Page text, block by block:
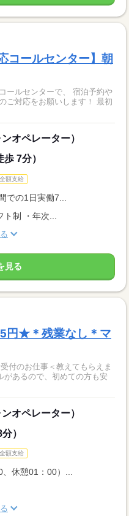
コールセンター】朝
応をお願いします！ 最初
オペレーター）
7分）
額支給
の1日実働7...
制 ・年次...
見る
円★＊残業なし＊マ
付のお仕事＜教えてもらえま
があるので、初めての方も安
オペレーター）
）
額支給
休憩01：00）...